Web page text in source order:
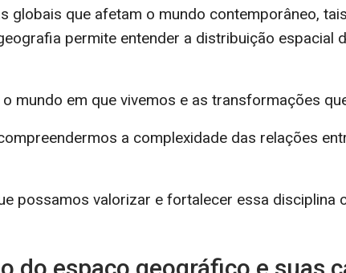
que afetam o mundo contemporâneo,
permite entender a distribuição espacial
mundo em que vivemos e as transformações
a complexidade das relações
possamos valorizar e fortalecer essa disciplina